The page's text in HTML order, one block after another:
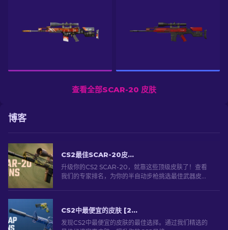
查看全部SCAR-20 皮肤
博客
CS2最佳SCAR-20皮肤：玩家精选 2026
升级你的CS2 SCAR-20，就靠这些顶级皮肤了！查看
我们的专家排名，为你的半自动步枪挑选最佳武器皮
CS2中最便宜的皮肤 [2026]
发现CS2中最便宜的皮肤的最佳选择。通过我们精选的